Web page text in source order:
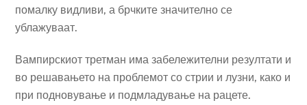
помалку видливи, а брчките значително се
ублажуваат.
Вампирскиот третман има забележителни резултати и
во решавањето на проблемот со стрии и лузни, како и
при подновување и подмладување на рацете.